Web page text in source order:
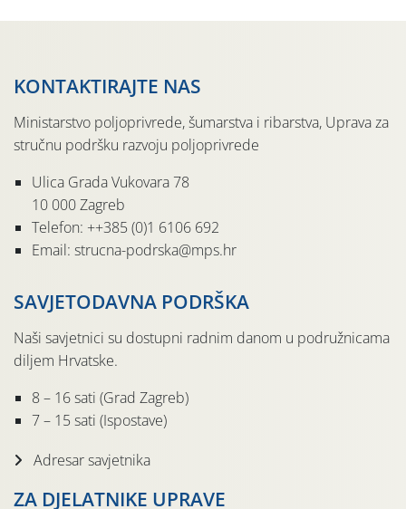
KONTAKTIRAJTE NAS
Ministarstvo poljoprivrede, šumarstva i ribarstva, Uprava za
stručnu podršku razvoju poljoprivrede
Ulica Grada Vukovara 78
10 000 Zagreb
Telefon: ++385 (0)1 6106 692
Email: strucna-podrska@mps.hr
SAVJETODAVNA PODRŠKA
Naši savjetnici su dostupni radnim danom u podružnicama
diljem Hrvatske.
8 – 16 sati (Grad Zagreb)
7 – 15 sati (Ispostave)
Adresar savjetnika
ZA DJELATNIKE UPRAVE